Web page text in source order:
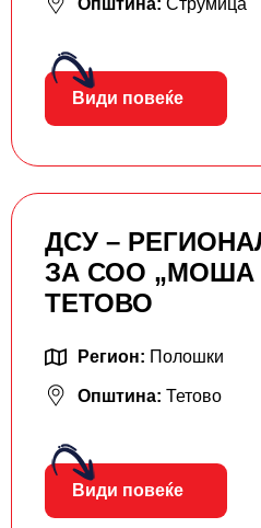
Општина: Струмица
Види повеќе
ДСУ –
ЗА СОО „МОША
ТЕТОВО
Регион: Полошки
Општина: Тетово
Види повеќе